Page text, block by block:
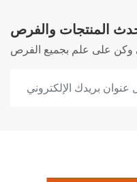
المنتجات والفرص
وكن على علم بجميع الفرص